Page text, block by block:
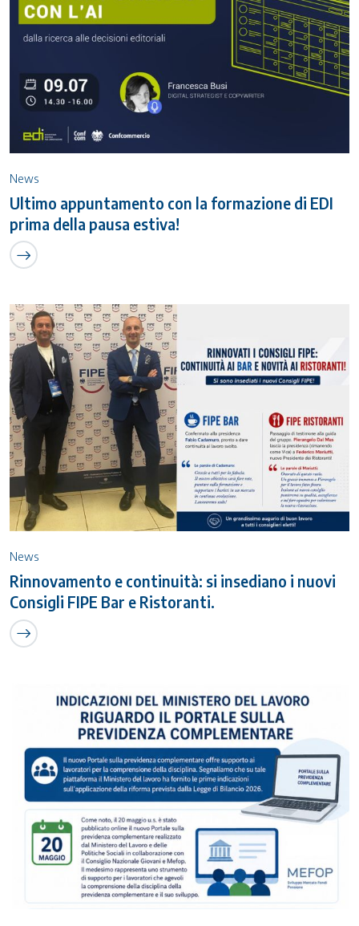
News
Ultimo appuntamento con la formazione di EDI
prima della pausa estiva!
News
Rinnovamento e continuità: si insediano i nuovi
Consigli FIPE Bar e Ristoranti.